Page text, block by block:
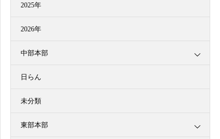
2025年
2026年
中部本部
日らん
未分類
東部本部